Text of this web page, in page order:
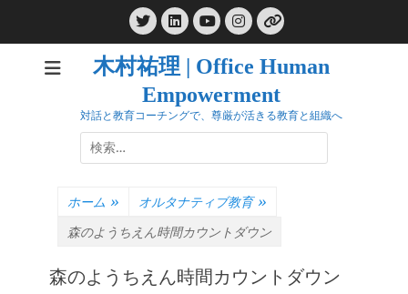
TwitterLinkedIn
YouTube
Instagram
リ
ン
ク
木村祐理 | Office Human
Empowerment
対話と教育コーチングで、尊厳が活きる教育と組織へ
検
索:
ホーム » オルタナティブ教育 »
森のようちえん時間カウントダウン
森のようちえん時間カウントダウン